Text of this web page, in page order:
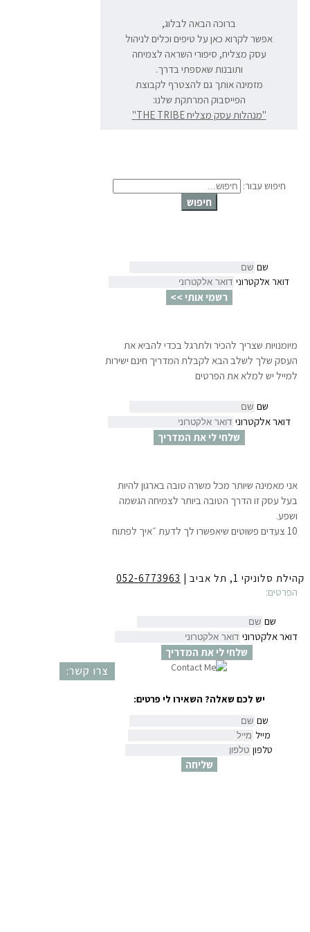
ברוכה הבאה לבלוג,
אפשר לקרוא כאן על טיפים וכלים לניהול
עסק מצליח, סיפורי השראה לצמיחה
ותובנות שאספתי בדרך.
מזמינה אותך גם להצטרף לקבוצת
הפייסבוק המרתקת שלנו:
"מנהלות עסק מצליח THE TRIBE"
חיפוש עבור:
חיפוש
שם
דואר אלקטרוני
רשמי אותי >>
מיומנויות שצריך להכיר ולתרגל בכדי להביא את
העסק שלך לשלב הבא לקבלת המדריך חינם ישירות
למייל יש למלא את הפרטים
שם
דואר אלקטרוני
שלחי לי את המדריך
אני מאמינה שיותר מכל משרה טובה בארגון להיות
בעל עסק זו הדרך הטובה ביותר לצמיחה הגשמה
ושפע.
10 צעדים פשוטים שיאפשרו לך לדעת ״איך לפתוח
לקבלת המדריך חינם ישירות למייליש למלא את
הפרטים:
שם
דואר אלקטרוני
שלחי לי את המדריך
יש לכם שאלה? השאירו לי פרטים:
שם
מייל
טלפון
שליחה
צרו קשר:
קהילת סלוניקי 1, תל אביב | 052-6773963